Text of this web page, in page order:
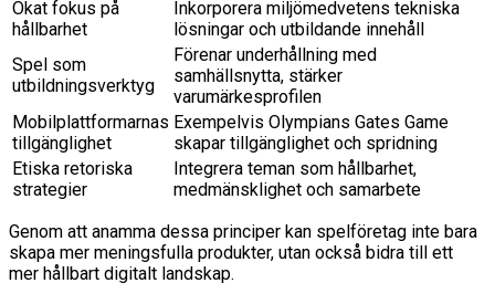
Ökat fokus på
hållbarhet
Inkorporera miljömedvetens tekniska
lösningar och utbildande innehåll
Spel som
utbildningsverktyg
Förenar underhållning med
samhällsnytta, stärker
varumärkesprofilen
Mobilplattformarnas
tillgänglighet
Exempelvis Olympians Gates Game
skapar tillgänglighet och spridning
Etiska retoriska
strategier
Integrera teman som hållbarhet,
medmänsklighet och samarbete
Genom att anamma dessa principer kan spelföretag inte bara
skapa mer meningsfulla produkter, utan också bidra till ett
mer hållbart digitalt landskap.